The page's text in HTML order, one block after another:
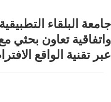
جامعة البلقاء
واتفاقية تعاون بحثي
عبر تقنية الواقع